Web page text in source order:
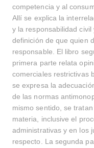
competencia y al
Allí se explica la
y la responsabilidad
definición de que quien
responsable. El libro
primera parte relata
comerciales restrictivas
se expresa la
de las normas
mismo sentido, se
materia, inclusive el
administrativas y en los
respecto. La segunda